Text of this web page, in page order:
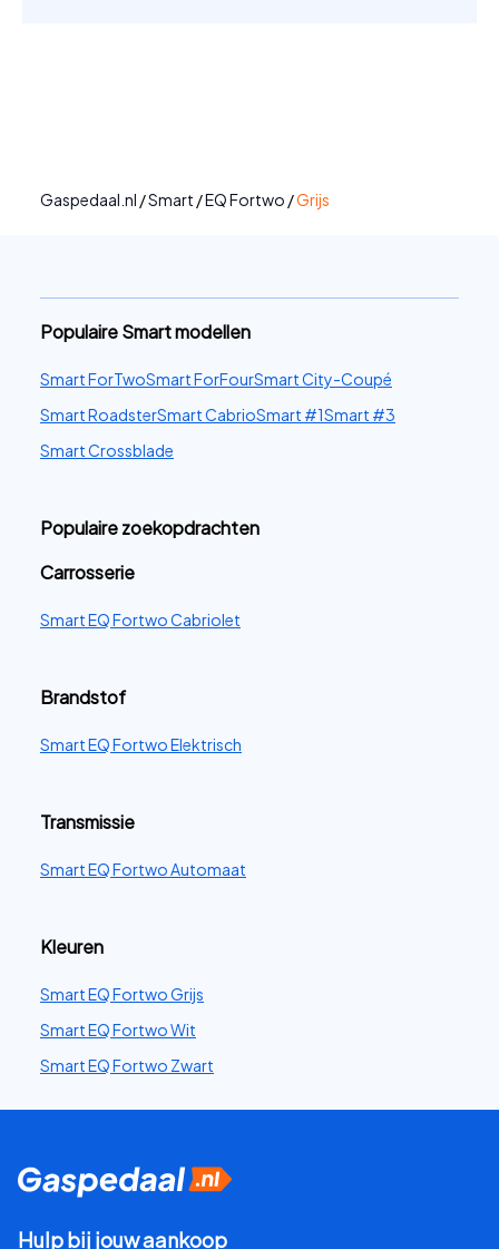
Gaspedaal.nl /Smart /EQ Fortwo /Grijs
Populaire Smart modellen
Smart ForTwoSmart ForFourSmart City-Coupé
Smart RoadsterSmart CabrioSmart #1Smart #3
Smart Crossblade
Populaire zoekopdrachten
Carrosserie
Smart EQ Fortwo Cabriolet
Brandstof
Smart EQ Fortwo Elektrisch
Transmissie
Smart EQ Fortwo Automaat
Kleuren
Smart EQ Fortwo Grijs
Smart EQ Fortwo Wit
Smart EQ Fortwo Zwart
Hulp bij jouw aankoop